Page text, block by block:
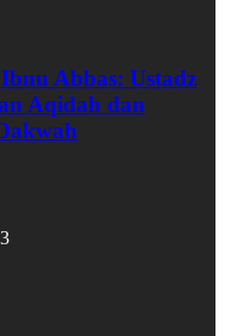
Abbas: Ustadz
Aqidah dan